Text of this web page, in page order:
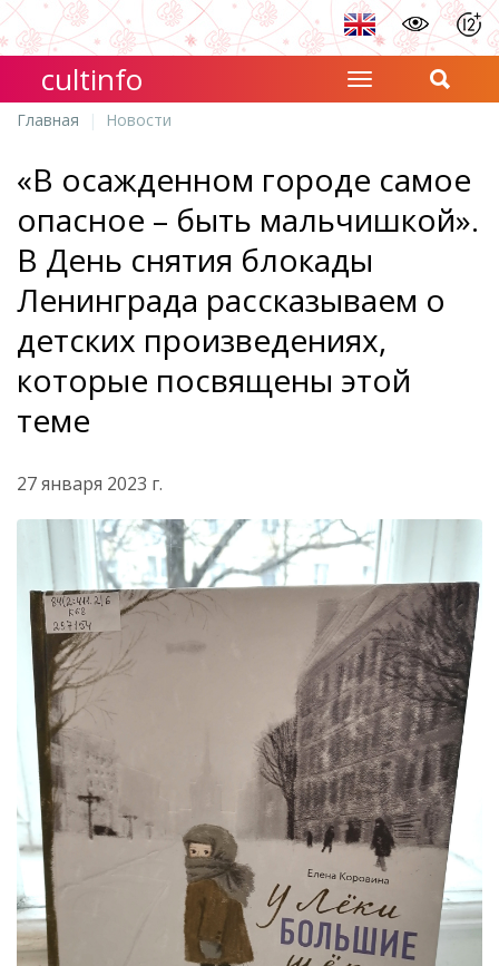
cultinfo
Главная Новости
«В осажденном городе самое
опасное – быть мальчишкой».
В День снятия блокады
Ленинграда рассказываем о
детских произведениях,
которые посвящены этой
теме
27 января 2023 г.